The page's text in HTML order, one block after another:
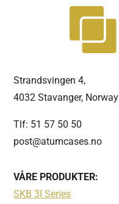
Strandsvingen 4,
4032 Stavanger, Norway
Tlf: 51 57 50 50
post@atumcases.no
VÅRE PRODUKTER:
SKB 3I Series